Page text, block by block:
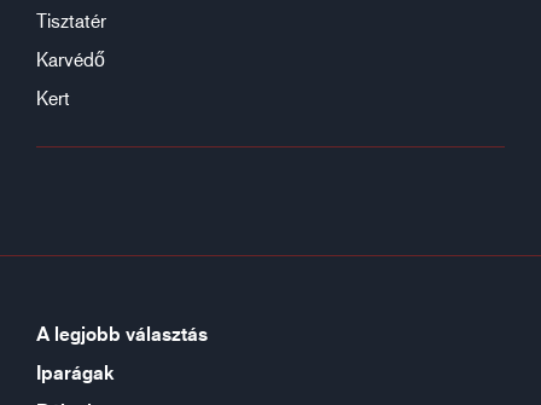
Tisztatér
Karvédő
Kert
A legjobb választás
Iparágak